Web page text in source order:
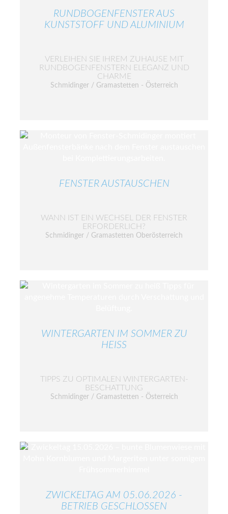
RUNDBOGENFENSTER AUS
KUNSTSTOFF UND ALUMINIUM
VERLEIHEN SIE IHREM ZUHAUSE MIT
RUNDBOGENFENSTERN ELEGANZ UND
CHARME
Schmidinger / Gramastetten - Österreich
FENSTER AUSTAUSCHEN
WANN IST EIN WECHSEL DER FENSTER
ERFORDERLICH?
Schmidinger / Gramastetten Oberösterreich
WINTERGARTEN IM SOMMER ZU
HEISS
TIPPS ZU OPTIMALEN WINTERGARTEN-
BESCHATTUNG
Schmidinger / Gramastetten - Österreich
ZWICKELTAG AM 05.06.2026 -
BETRIEB GESCHLOSSEN